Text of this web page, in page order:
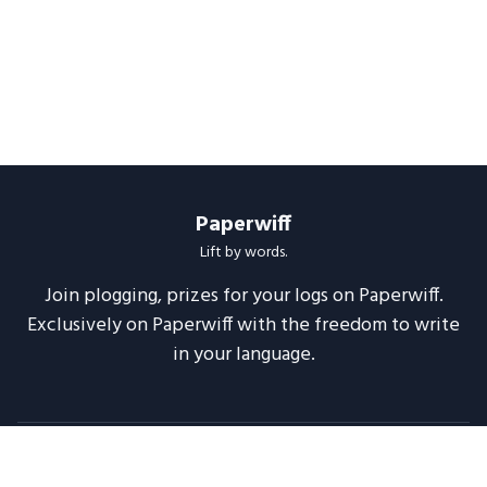
Paperwiff
Lift by words.
Join plogging, prizes for your logs on Paperwiff.
Exclusively on Paperwiff with the freedom to write
in your language.